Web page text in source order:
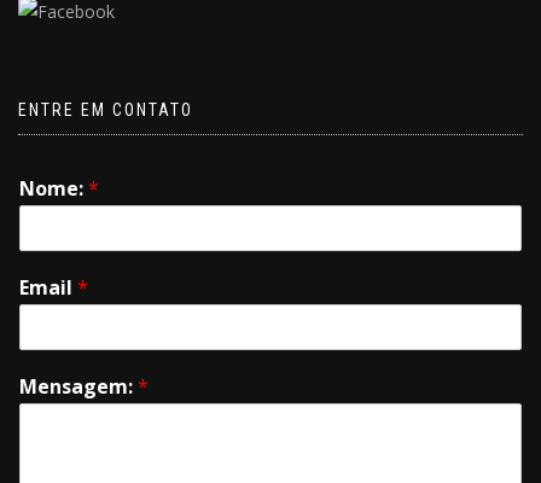
ENTRE EM CONTATO
Nome:*
Email *
Mensagem:*